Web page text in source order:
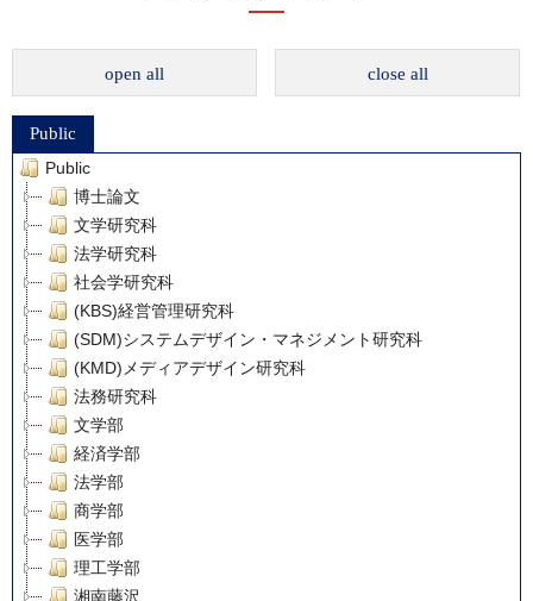
open all close all
Public
Public
博士論文
文学研究科
法学研究科
社会学研究科
(KBS)経営管理研究科
(SDM)システムデザイン・マネジメント研究科
(KMD)メディアデザイン研究科
法務研究科
文学部
経済学部
法学部
商学部
医学部
理工学部
湘南藤沢